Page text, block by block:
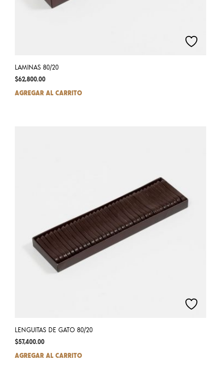
LAMINAS 80/20
$62,800.00
AGREGAR AL CARRITO
LENGUITAS DE GATO 80/20
$57,400.00
AGREGAR AL CARRITO